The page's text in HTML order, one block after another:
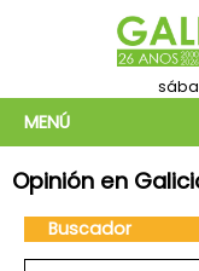
MENÚ
Opinión en
Buscador